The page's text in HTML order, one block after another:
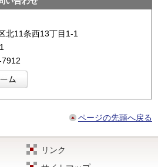
北11条西13丁目1-1
ページの先頭へ戻る
リンク